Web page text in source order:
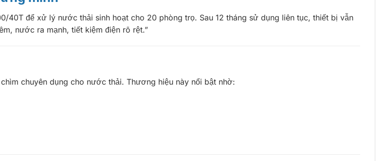
40T để xử lý nước thải sinh hoạt cho 20 phòng trọ. Sau 12 tháng sử dụng liên tục, thiết bị vẫn
nước ra mạnh, tiết kiệm điện rõ rệt.”
chuyên dụng cho nước thải. Thương hiệu này nổi bật nhờ: